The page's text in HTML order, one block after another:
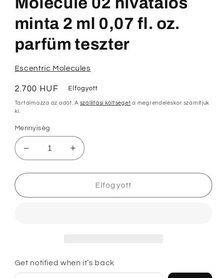
minta 2 ml 0,07 fl. oz.
parfüm teszter
Escentric Molecules
Normál
ár
2.700 HUF Elfogyott
Tartalmazza az adót. A szállítási költséget a megrendeléskor számítjuk
ki.
Mennyiség
Escentric
Molecules
Molecule
hivatalos
oz.
parfüm
Escentric
Molecules
Molecule
hivatalos
oz.
parfüm
Elfogyott
Get notified when it’s back